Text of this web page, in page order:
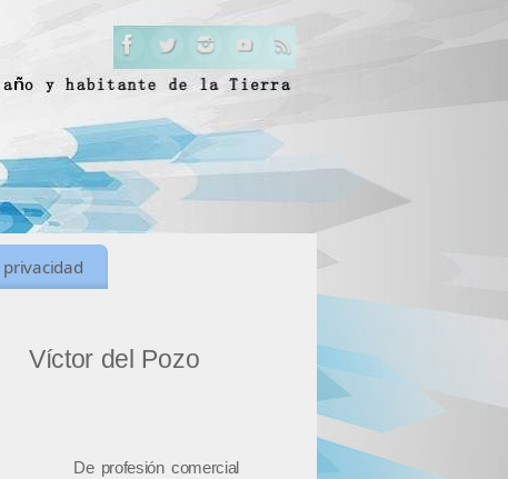
Víctor del Pozo
De profesión comercial